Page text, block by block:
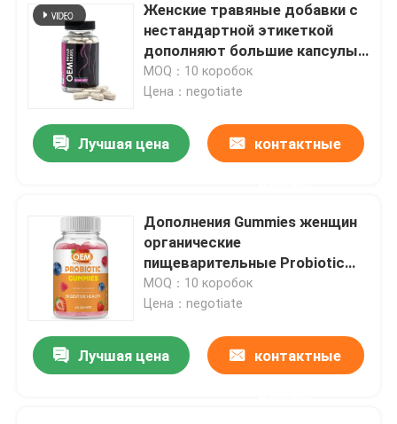
Продукты
видео
О нас
Женские травяные добавки с
нестандартной этикеткой
дополняют большие капсулы
с пилюлями для попой
MOQ：10 коробок
Цена：negotiate
Лучшая цена контактные
Дополнения Gummies женщин
органические
пищеварительные Probiotic
для повышения груди
MOQ：10 коробок
Цена：negotiate
Лучшая цена контактные